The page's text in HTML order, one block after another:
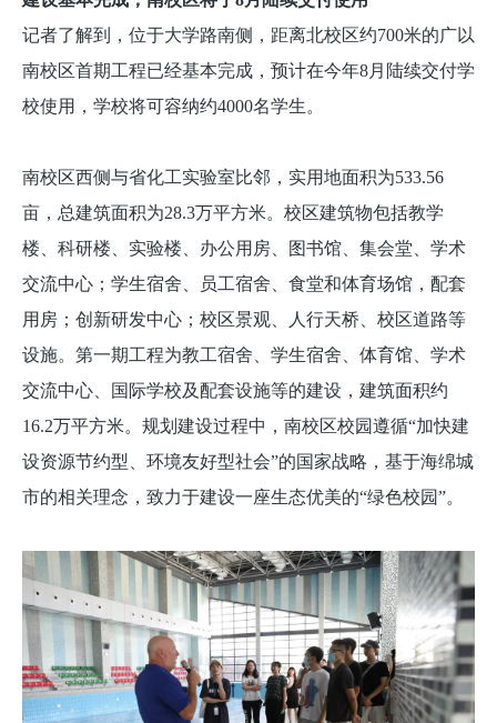
记者了解到，位于大学路南侧，距离北校区约700米的广以
南校区首期工程已经基本完成，预计在今年8月陆续交付学
校使用，学校将可容纳约4000名学生。
南校区西侧与省化工实验室比邻，实用地面积为533.56
亩，总建筑面积为28.3万平方米。校区建筑物包括教学
楼、科研楼、实验楼、办公用房、图书馆、集会堂、学术
交流中心；学生宿舍、员工宿舍、食堂和体育场馆，配套
用房；创新研发中心；校区景观、人行天桥、校区道路等
设施。第一期工程为教工宿舍、学生宿舍、体育馆、学术
交流中心、国际学校及配套设施等的建设，建筑面积约
16.2万平方米。规划建设过程中，南校区校园遵循“加快建
设资源节约型、环境友好型社会”的国家战略，基于海绵城
市的相关理念，致力于建设一座生态优美的“绿色校园”。